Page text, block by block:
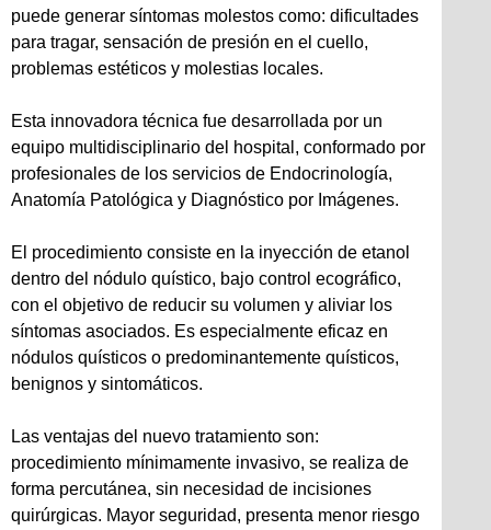
puede generar síntomas molestos como: dificultades
para tragar, sensación de presión en el cuello,
problemas estéticos y molestias locales.
Esta innovadora técnica fue desarrollada por un
equipo multidisciplinario del hospital, conformado por
profesionales de los servicios de Endocrinología,
Anatomía Patológica y Diagnóstico por Imágenes.
El procedimiento consiste en la inyección de etanol
dentro del nódulo quístico, bajo control ecográfico,
con el objetivo de reducir su volumen y aliviar los
síntomas asociados. Es especialmente eficaz en
nódulos quísticos o predominantemente quísticos,
benignos y sintomáticos.
Las ventajas del nuevo tratamiento son:
procedimiento mínimamente invasivo, se realiza de
forma percutánea, sin necesidad de incisiones
quirúrgicas. Mayor seguridad, presenta menor riesgo